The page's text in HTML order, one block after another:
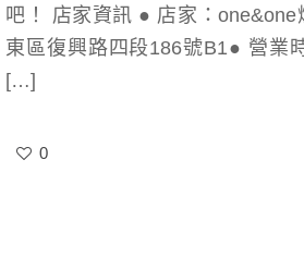
吧！ 店家資訊 ● 店家：
東區復興路四段186號B1● 營業
[…]
0